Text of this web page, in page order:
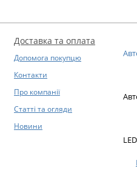
Доставка та оплата
Допомога покупцю
Контакти
Про компанії
Статті та огляди
Новини